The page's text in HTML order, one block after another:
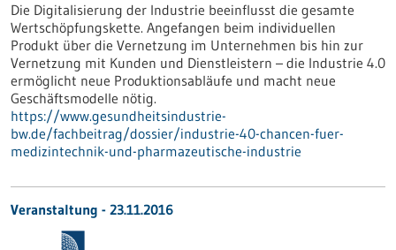
Die Digitalisierung der Industrie beeinflusst die gesamte
Wertschöpfungskette. Angefangen beim individuellen
Produkt über die Vernetzung im Unternehmen bis hin zur
Vernetzung mit Kunden und Dienstleistern – die Industrie 4.0
ermöglicht neue Produktionsabläufe und macht neue
Geschäftsmodelle nötig.
https://www.gesundheitsindustrie-
bw.de/fachbeitrag/dossier/industrie-40-chancen-fuer-
medizintechnik-und-pharmazeutische-industrie
Veranstaltung - 23.11.2016